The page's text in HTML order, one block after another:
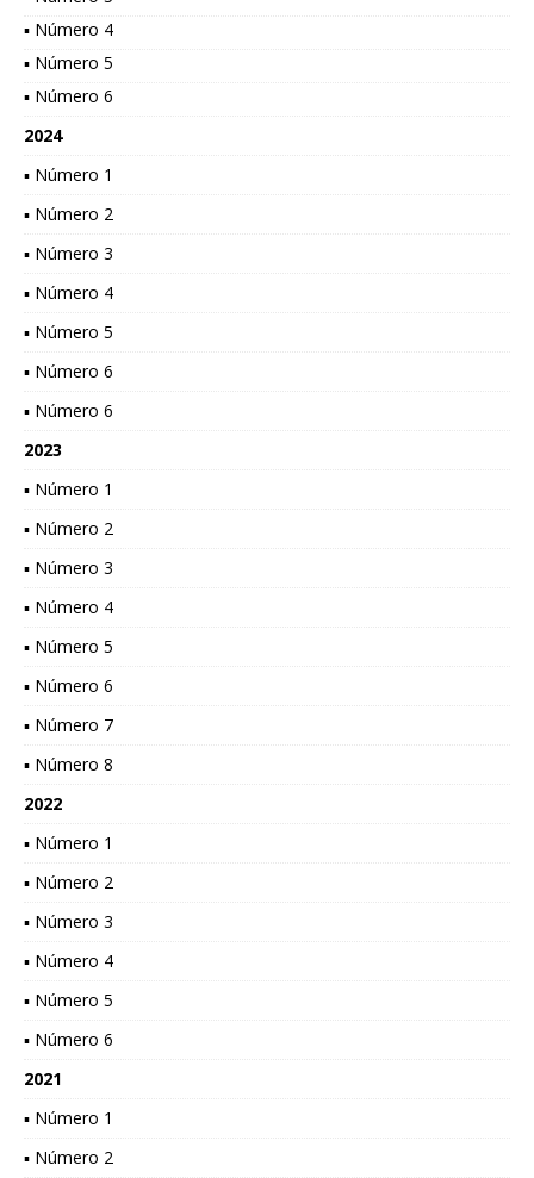
▪ Número 4
▪ Número 5
▪ Número 6
2024
▪ Número 1
▪ Número 2
▪ Número 3
▪ Número 4
▪ Número 5
▪ Número 6
▪ Número 6
2023
▪ Número 1
▪ Número 2
▪ Número 3
▪ Número 4
▪ Número 5
▪ Número 6
▪ Número 7
▪ Número 8
2022
▪ Número 1
▪ Número 2
▪ Número 3
▪ Número 4
▪ Número 5
▪ Número 6
2021
▪ Número 1
▪ Número 2